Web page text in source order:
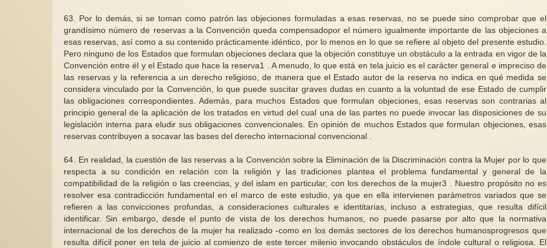
63. Por lo demás, si se toman como patrón las objeciones formuladas a esas reservas, no se puede sino comprobar que el
grandísimo número de reservas a la Convención queda compensadopor el número igualmente importante de las objeciones a
esas reservas, así como a su contenido prácticamente idéntico, por lo menos en lo que se refiere al objeto del presente estudio.
Pero ninguno de los Estados que formulan objeciones declara que la objeción constituye un obstáculo a la entrada en vigor de la
Convención entre él y el Estado que hace la reserva1 . A menudo, lo que está en tela juicio es el carácter general e impreciso de
las reservas y la referencia a un derecho religioso, de manera que el Estado autor de la reserva no indica en qué medida se
considera vinculado por la Convención, lo que puede suscitar graves dudas en cuanto a la voluntad de ese Estado de cumplir
las obligaciones correspondientes. Además, para muchos Estados que formulan objeciones, esas reservas son contrarias al
principio general de la aplicación de los tratados en virtud del cual una de las partes no puede invocar las disposiciones de su
legislación interna para eludir sus obligaciones convencionales. En opinión de muchos Estados que formulan objeciones, esas
reservas contribuyen a socavar las bases del derecho internacional convencional .
64. En realidad, la cuestión de las reservas a la Convención sobre la Eliminación de la Discriminación contra la Mujer por lo que
respecta a su condición en relación con la religión y las tradiciones plantea el problema fundamental y general de la
compatibilidad de la religión o las creencias, y del islam en particular, con los derechos de la mujer3 . Nuestro propósito no es
resolver esa contradicción fundamental en el marco de este estudio, ya que en ella intervienen parámetros variados que se
refieren a las convicciones profundas, a consideraciones culturales e identitarias, incluso a estrategias, que resulta difícil
identificar. Sin embargo, desde el punto de vista de los derechos humanos, no puede pasarse por alto que la normativa
internacional de los derechos de la mujer ha realizado -como en los demás sectores de los derechos humanosprogresos que
resulta difícil poner en tela de juicio al comienzo de este tercer milenio invocando obstáculos de índole cultural o religiosa. El